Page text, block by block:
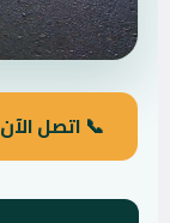
📞 اتصل الآن 55226592